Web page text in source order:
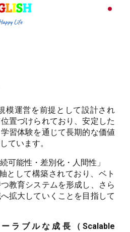
模運営を前提として設計され
置づけられており、安定した
習体験を通じて長期的な価値
ています。
可能性・差別化・人間性」
として構築されており、ベト
教育システムを形成し、さら
拡大していくことを目指して
ラブルな成長（Scalable